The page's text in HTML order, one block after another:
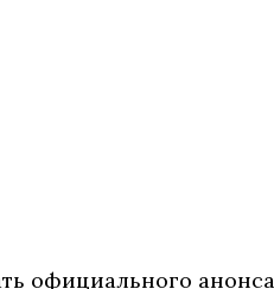
официального